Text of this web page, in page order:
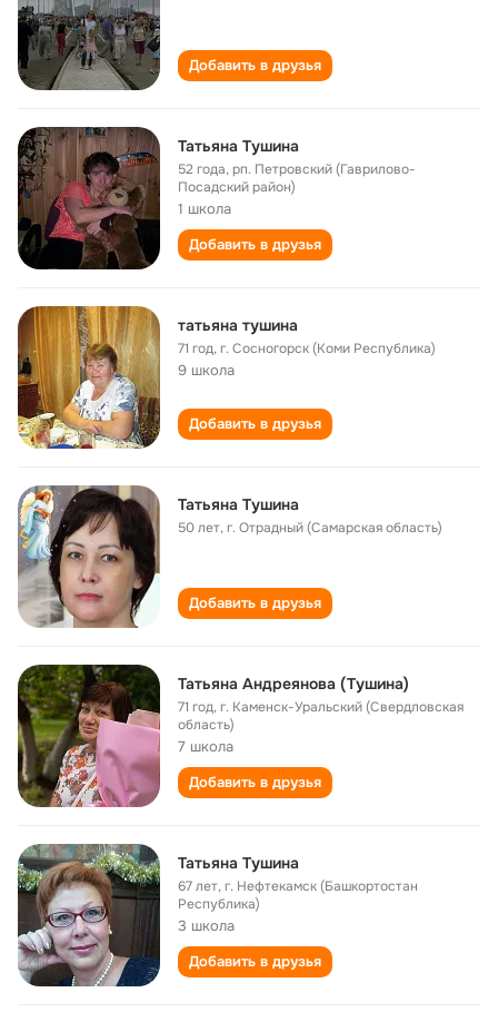
Добавить в друзья
Татьяна Тушина
52 года,рп. Петровский (Гаврилово-
Посадский район)
1 школа
Добавить в друзья
татьяна тушина
71 год,г. Сосногорск (Коми Республика)
9 школа
Добавить в друзья
Татьяна Тушина
50 лет,г. Отрадный (Самарская область)
Добавить в друзья
Татьяна Андреянова (Тушина)
71 год,г. Каменск-Уральский (Свердловская
область)
7 школа
Добавить в друзья
Татьяна Тушина
67 лет,г. Нефтекамск (Башкортостан
Республика)
3 школа
Добавить в друзья